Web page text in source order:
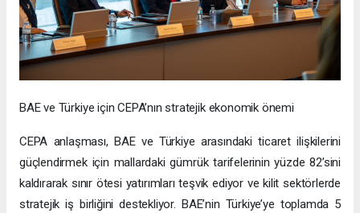
BAE ve Türkiye için CEPA’nın stratejik ekonomik önemi
CEPA anlaşması, BAE ve Türkiye arasındaki ticaret ilişkilerini
güçlendirmek için mallardaki gümrük tarifelerinin yüzde 82’sini
kaldırarak sınır ötesi yatırımları teşvik ediyor ve kilit sektörlerde
stratejik iş birliğini destekliyor. BAE’nin Türkiye’ye toplamda 5